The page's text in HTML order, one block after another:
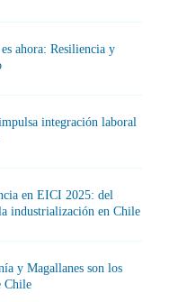
ahora: Resiliencia y
integración laboral
en EICI 2025: del
industrialización en Chile
y Magallanes son los
Chile